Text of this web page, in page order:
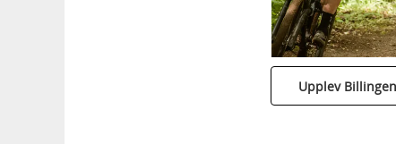
Upplev